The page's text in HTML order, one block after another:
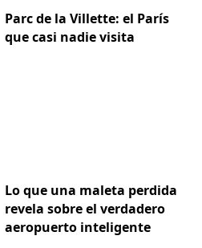
Parc de la Villette: el París
que casi nadie visita
Lo que una maleta perdida
revela sobre el verdadero
aeropuerto inteligente